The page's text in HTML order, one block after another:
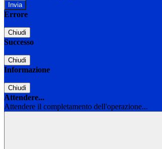
Errore
Chiudi
Successo
Chiudi
Informazione
Chiudi
Attendere...
Attendere il completamento dell'operazione...